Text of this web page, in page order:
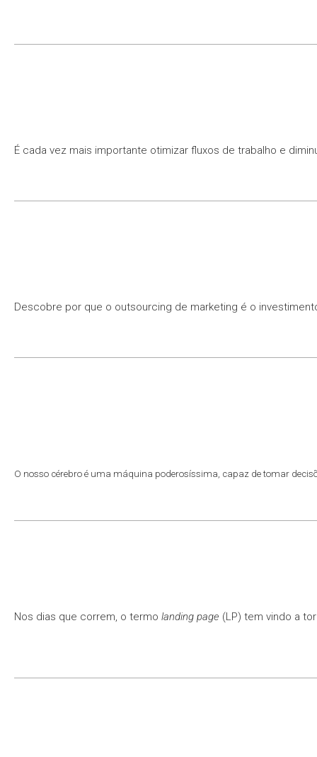
É cada vez mais importante otimizar fluxos de trabalho e
Descobre por que o outsourcing de marketing é o
O nosso cérebro é uma máquina poderosíssima, capaz de tomar
Nos dias que correm, o termo landing page (LP) tem vindo a